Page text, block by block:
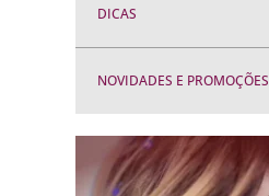
DICAS
NOVIDADES E PROMOÇÕES